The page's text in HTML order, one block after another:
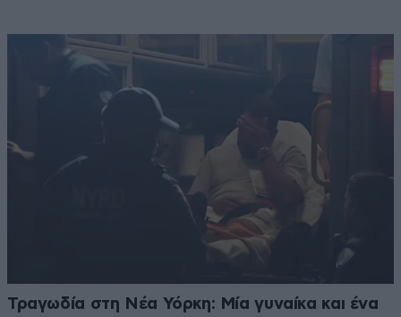
Τραγωδία στη Νέα Υόρκη: Μία γυναίκα και ένα